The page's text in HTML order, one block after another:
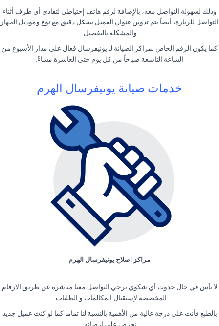
وذلك لسهولة التواصل معه، بالإضافة لرقم هاتف إحتياطي لتفادي أي ظرف أثناء
التواصل للزيارة، أيضاً يتم تدوين عنوان العميل بشكل دقيق مع نوع وموديل الجهاز
والمشكلة بالتفصيل.
كما يكون الرقم الخاص بمراكز الصيانة لـ يونيفرسال فعال على مدار الأسبوع من
الساعة التاسعة صباحاً من كل يوم حتى العاشرة مساءً.
خدمات صيانة يونيفرسال الهرم
مراكز اصلاح يونيفرسال الهرم
لا بأس في حال حدوث أي شكوي يرجي التواصل معنا مباشرة عن طريق الارقام
المخصصة لإستقبال المكالمات و الطلبات .
بالطبع فأنت علي درجة عالية من الأهمية بالنسبة لنا تماما كما لو كنت عميل جديد
نحرص علي إرضائه.